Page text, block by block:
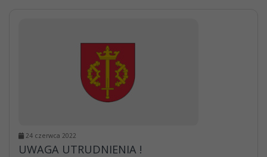
24 czerwca 2022
UWAGA UTRUDNIENIA !